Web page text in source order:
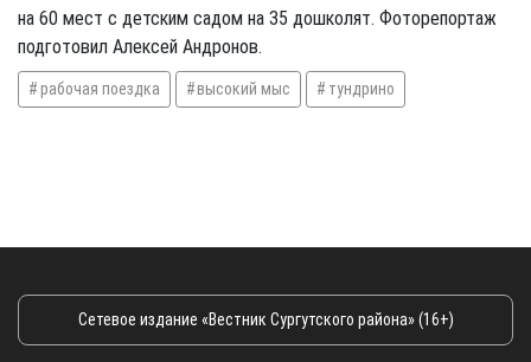
на 60 мест с детским садом на 35 дошколят. Фоторепортаж
подготовил Алексей Андронов.
рабочая поездка высокий мыс тундрино
Сетевое издание «Вестник Сургутского района» (16+)